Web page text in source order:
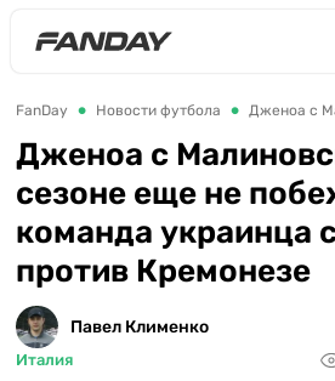
ЛЧ
FanDay Новости футбола
Дженоа с
сезоне еще не
команда украинца
против Кремонезе
Павел Клименко
Италия